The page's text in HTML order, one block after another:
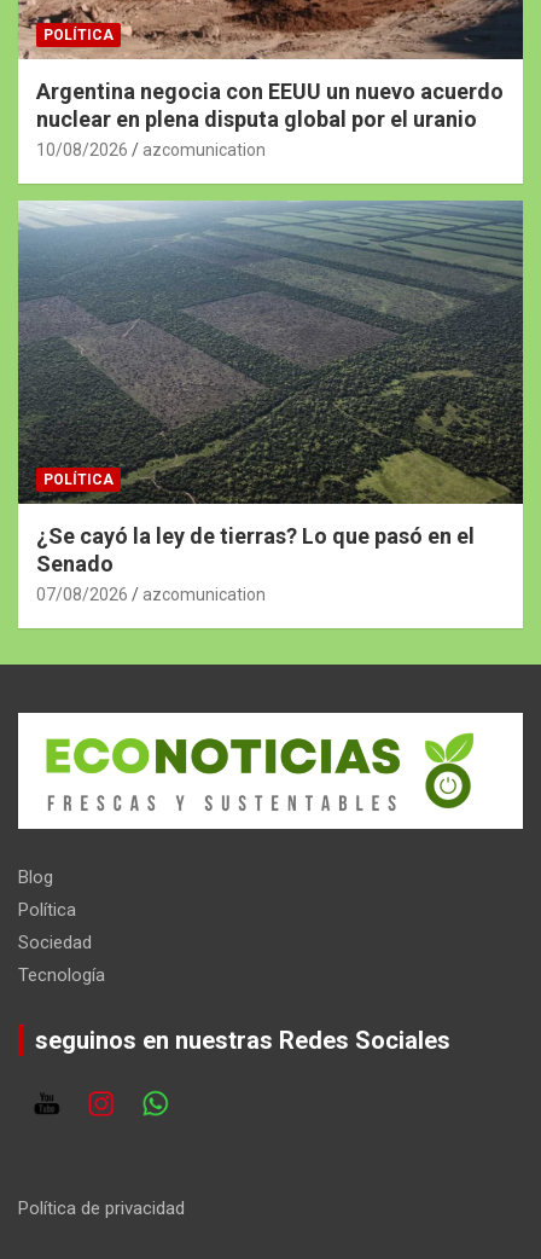
POLÍTICA
Argentina negocia con EEUU un nuevo acuerdo
nuclear en plena disputa global por el uranio
10/08/2026 azcomunication
POLÍTICA
¿Se cayó la ley de tierras? Lo que pasó en el
Senado
07/08/2026 azcomunication
Blog
Política
Sociedad
Tecnología
seguinos en nuestras Redes Sociales
Política de privacidad